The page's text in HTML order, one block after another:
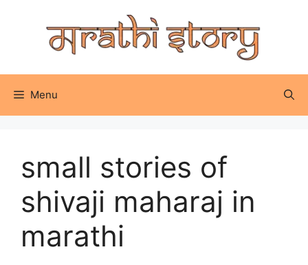
Menu
small stories of
shivaji maharaj in
marathi